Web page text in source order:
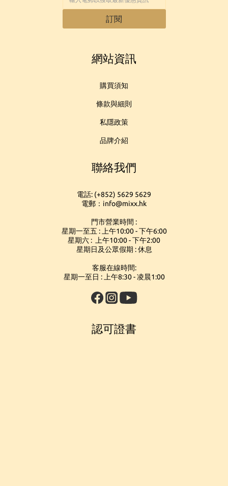
訂閱
網站資訊
購買須知
條款與細則
私隱政策
品牌介紹
聯絡我們
電話: (+852) 5629 5629
電郵：info@mixx.hk
門市營業時間 :
星期一至五 : 上午10:00 - 下午6:00
星期六 : 上午10:00 - 下午2:00
星期日及公眾假期 : 休息
客服在線時間:
星期一至日 : 上午8:30 - 凌晨1:00
認可證書